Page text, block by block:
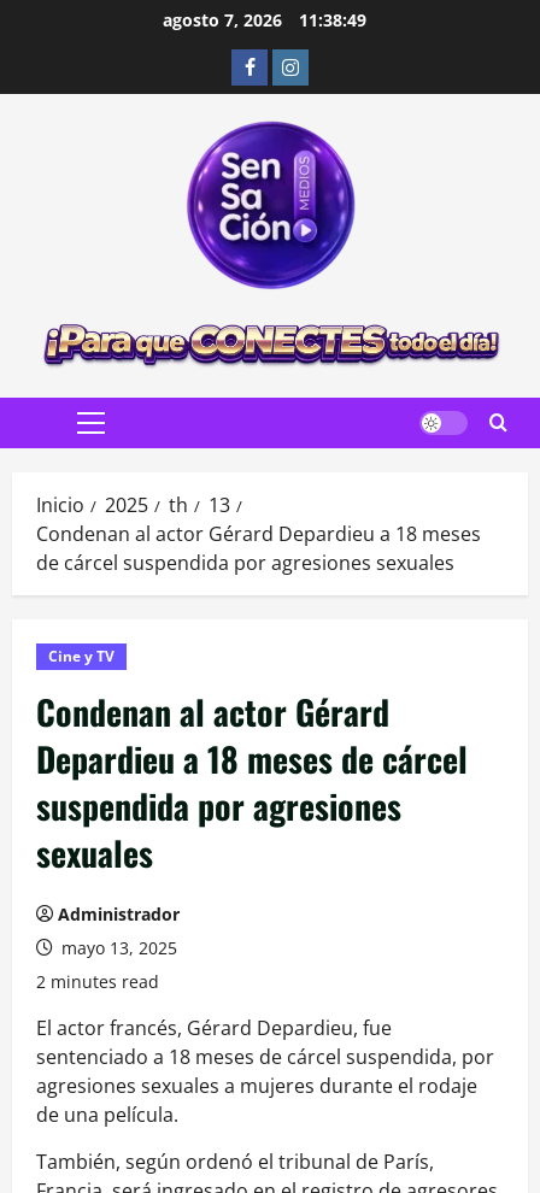
agosto 7, 2026 11:38:50
FacebookInstagram
Menú
Inicio 2025 th
13
Condenan al actor Gérard Depardieu a 18 meses
de cárcel suspendida por agresiones sexuales
Cine y TV
Condenan al actor Gérard
Depardieu a 18 meses de cárcel
suspendida por agresiones
sexuales
Administrador
mayo 13, 2025
2 minutes read
El actor francés, Gérard Depardieu, fue
sentenciado a 18 meses de cárcel suspendida, por
agresiones sexuales a mujeres durante el rodaje
de una película.
También, según ordenó el tribunal de París,